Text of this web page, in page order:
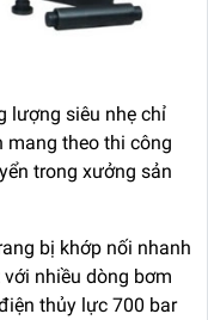
lượng siêu nhẹ chỉ
mang theo thi công
trong xưởng sản
bị khớp nối nhanh
nhiều dòng bơm
thủy lực 700 bar